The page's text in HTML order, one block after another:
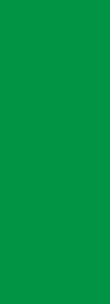
यसैगरी
सर्किट